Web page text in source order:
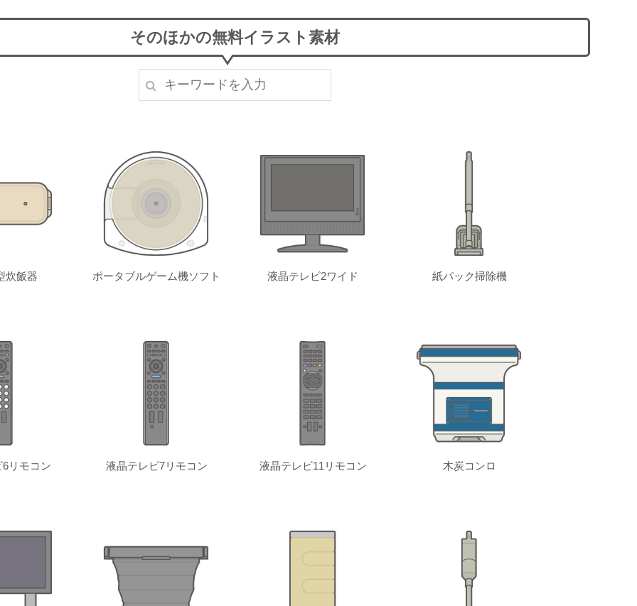
そのほかの無料イラスト素材
炊飯器 ポータブルゲーム機ソフト 液晶テレビ2ワイド 紙パック掃除機
リモコン 液晶テレビ7リモコン 液晶テレビ11リモコン 木炭コンロ